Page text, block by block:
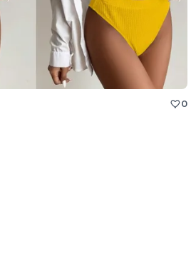
0